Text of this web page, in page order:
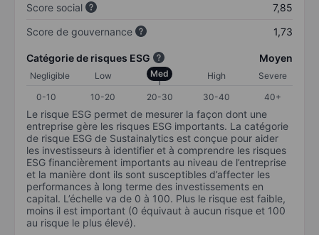
Score social
7,85
Score de gouvernance
1,73
Catégorie de risques ESG Moyen
Negligible Low Med High
Severe
0-10
10-20 20-30 30-40 40+
Le risque ESG permet de mesurer la façon dont une
entreprise gère les risques ESG importants. La catégorie
de risque ESG de Sustainalytics est conçue pour aider
les investisseurs à identifier et à comprendre les risques
ESG financièrement importants au niveau de l’entreprise
et la manière dont ils sont susceptibles d’affecter les
performances à long terme des investissements en
capital. L’échelle va de 0 à 100. Plus le risque est faible,
moins il est important (0 équivaut à aucun risque et 100
au risque le plus élevé).